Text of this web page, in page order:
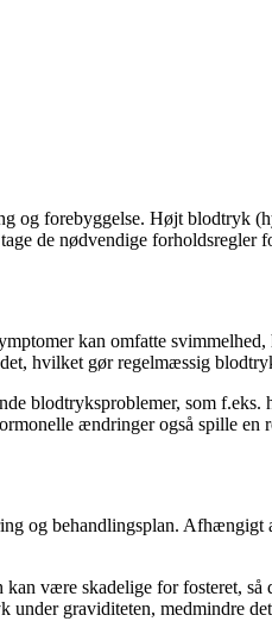
forebyggelse. Højt blodtryk
de nødvendige forholdsregler
kan omfatte
hvilket gør regelmæssig
blodtryksproblemer, som
ændringer også spille
og behandlingsplan.
være skadelige for fosteret,
graviditeten, medmindre